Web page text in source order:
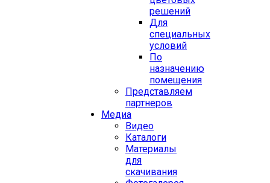
решений
Для
специальных
условий
По
назначению
помещения
Представляем
партнеров
Медиа
Видео
Каталоги
Материалы
для
скачивания